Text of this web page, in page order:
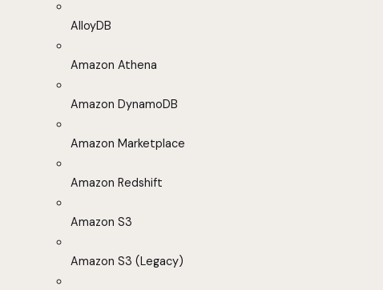
AlloyDB
Amazon Athena
Amazon DynamoDB
Amazon Marketplace
Amazon Redshift
Amazon S3
Amazon S3 (Legacy)